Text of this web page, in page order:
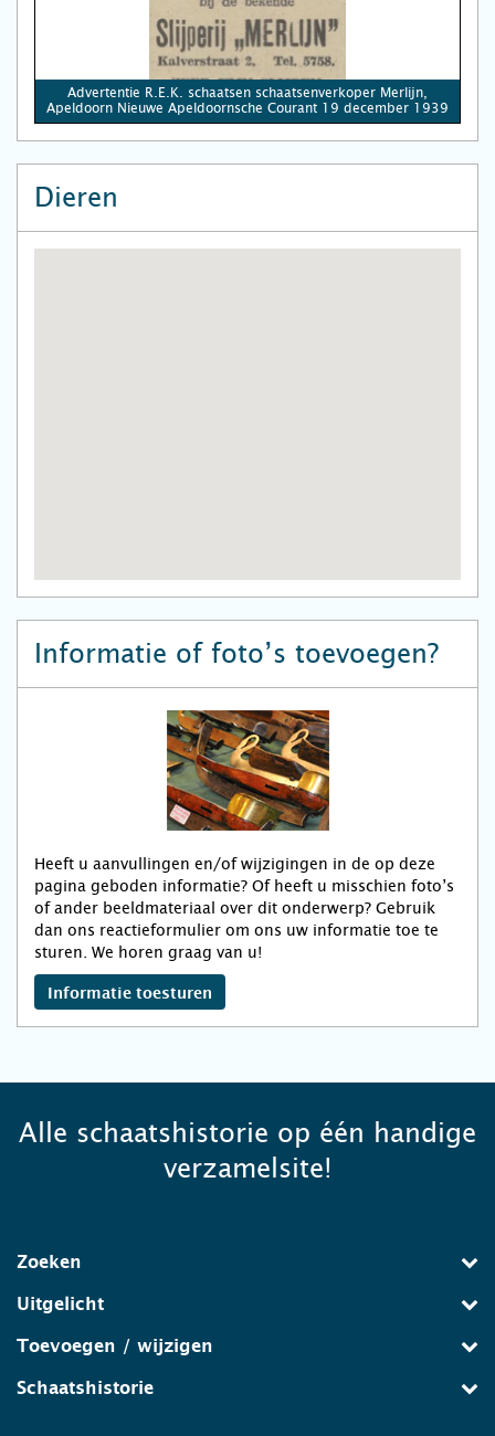
Advertentie R.E.K. schaatsen schaatsenverkoper Merlijn,
Apeldoorn Nieuwe Apeldoornsche Courant 19 december 1939
Dieren
Informatie of foto’s toevoegen?
Heeft u aanvullingen en/of wijzigingen in de op deze
pagina geboden informatie? Of heeft u misschien foto’s
of ander beeldmateriaal over dit onderwerp? Gebruik
dan ons reactieformulier om ons uw informatie toe te
sturen. We horen graag van u!
Informatie toesturen
Alle schaatshistorie op één handige
verzamelsite!
Zoeken
Uitgelicht
Toevoegen / wijzigen
Schaatshistorie